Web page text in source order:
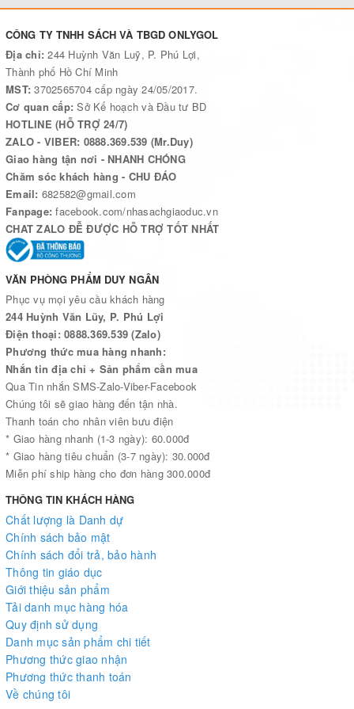
CÔNG TY TNHH SÁCH VÀ TBGD ONLYGOL
Địa chỉ:244 Huỳnh Văn Luỹ, P. Phú Lợi,
Thành phố Hồ Chí Minh
MST:3702565704 cấp ngày 24/05/2017.
Cơ quan cấp:Sở Kế hoạch và Đầu tư BD
HOTLINE (HỖ TRỢ 24/7)
ZALO - VIBER: 0888.369.539 (Mr.Duy)
Giao hàng tận nơi - NHANH CHÓNG
Chăm sóc khách hàng - CHU ĐÁO
Email: 682582@gmail.com
Fanpage:facebook.com/nhasachgiaoduc.vn
CHAT ZALO ĐỄ ĐƯỢC HỖ TRỢ TỐT NHẤT
VĂN PHÒNG PHẨM DUY NGÂN
Phục vụ mọi yêu cầu khách hàng
244 Huỳnh Văn Lũy, P. Phú Lợi
Điện thoại: 0888.369.539 (Zalo)
Phương thức mua hàng nhanh:
Nhắn tin địa chỉ + Sản phẩm cần mua
Qua Tin nhắn SMS-Zalo-Viber-Facebook
Chúng tôi sẽ giao hàng đến tận nhà.
Thanh toán cho nhân viên bưu điện
* Giao hàng nhanh (1-3 ngày): 60.000đ
* Giao hàng tiêu chuẩn (3-7 ngày): 30.000đ
Miễn phí ship hàng cho đơn hàng 300.000đ
THÔNG TIN KHÁCH HÀNG
Chất lượng là Danh dự
Chính sách bảo mật
Chính sách đổi trả, bảo hành
Thông tin giáo dục
Giới thiệu sản phẩm
Tải danh mục hàng hóa
Quy định sử dụng
Danh mục sản phẩm chi tiết
Phương thức giao nhận
Phương thức thanh toán
Về chúng tôi